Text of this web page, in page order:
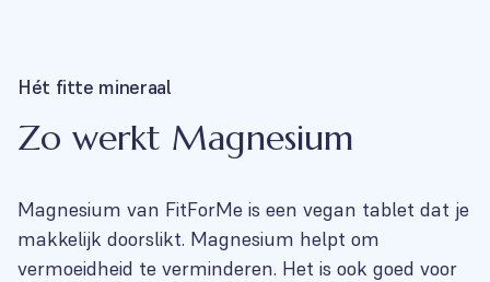
Hét fitte mineraal
Zo werkt Magnesium
Magnesium van FitForMe is een vegan tablet dat je
makkelijk doorslikt. Magnesium helpt om
vermoeidheid te verminderen. Het is ook goed voor